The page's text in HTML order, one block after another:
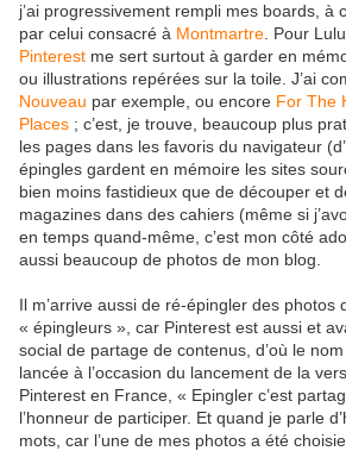
j’ai progressivement rempli mes boards, à
par celui consacré à Montmartre . Pour
Pinterest me sert surtout à garder en
ou illustrations repérées sur la toile. J’ai
Nouveau par exemple, ou encore For The
Places ; c’est, je trouve, beaucoup plus
les pages dans les favoris du navigateur
épingles gardent en mémoire les sites
bien moins fastidieux que de découper et
magazines dans des cahiers (même si
en temps quand-même, c’est mon côté
aussi beaucoup de photos de mon blog.
Il m’arrive aussi de ré-épingler des photos
« épingleurs », car Pinterest est aussi et
social de partage de contenus, d’où le
lancée à l’occasion du lancement de la
Pinterest en France, « Epingler c’est
l’honneur de participer. Et quand je parle
mots, car l’une de mes photos a été